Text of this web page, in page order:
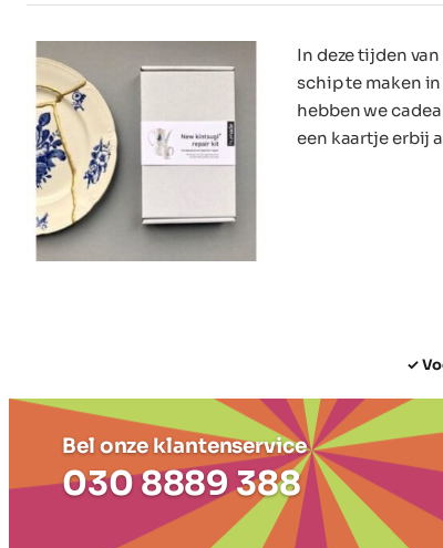
In deze tijden
schip te maken
hebben we
een kaartje erbij
✓
Bel onze klantenservice
030 8889 388